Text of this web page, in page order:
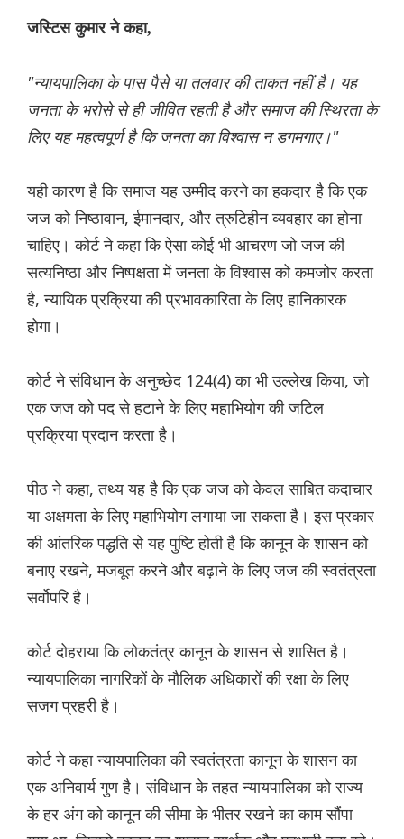
जस्टि‌स कुमार ने कहा,
"न्यायपालिका के पास पैसे या तलवार की ताकत नहीं है। यह
जनता के भरोसे से ही जीवित रहती है और समाज की स्थिरता के
लिए यह महत्वपूर्ण है कि जनता का विश्वास न डगमगाए।"
यही कारण है कि समाज यह उम्मीद करने का हकदार है कि एक
जज को निष्ठावान, ईमानदार, और त्रुटिहीन व्यवहार का होना
चाहिए। कोर्ट ने कहा कि ऐसा कोई भी आचरण जो जज की
सत्यनिष्ठा और निष्पक्षता में जनता के विश्वास को कमजोर करता
है, न्यायिक प्रक्रिया की प्रभावकारिता के लिए हानिकारक
होगा।
कोर्ट ने संविधान के अनुच्छेद 124(4) का भी उल्लेख किया, जो
एक जज को पद से हटाने के लिए महाभियोग की जटिल
प्रक्रिया प्रदान करता है।
पीठ ने कहा, तथ्य यह है कि एक जज को केवल साबित कदाचार
या अक्षमता के लिए महाभियोग लगाया जा सकता है। इस प्रकार
की आंतरिक पद्धति से यह पुष्ट‌ि होती है कि कानून के शासन को
बनाए रखने, मजबूत करने और बढ़ाने के लिए जज की स्वतंत्रता
सर्वोपरि है।
कोर्ट दोहराया कि लोकतंत्र कानून के शासन से शासित है।
न्यायपालिका नागरिकों के मौलिक अधिकारों की रक्षा के लिए
सजग प्रहरी है।
कोर्ट ने कहा न्यायपालिका की स्वतंत्रता कानून के शासन का
एक अनिवार्य गुण है। संविधान के तहत न्यायपालिका को राज्य
के हर अंग को कानून की सीमा के भीतर रखने का काम सौंपा